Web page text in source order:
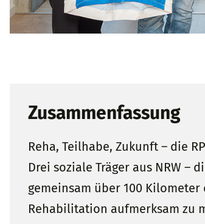
Zusammenfassung
Reha, Teilhabe, Zukunft – die
Drei soziale Träger aus NRW –
gemeinsam über 100
Rehabilitation aufmerksam zu